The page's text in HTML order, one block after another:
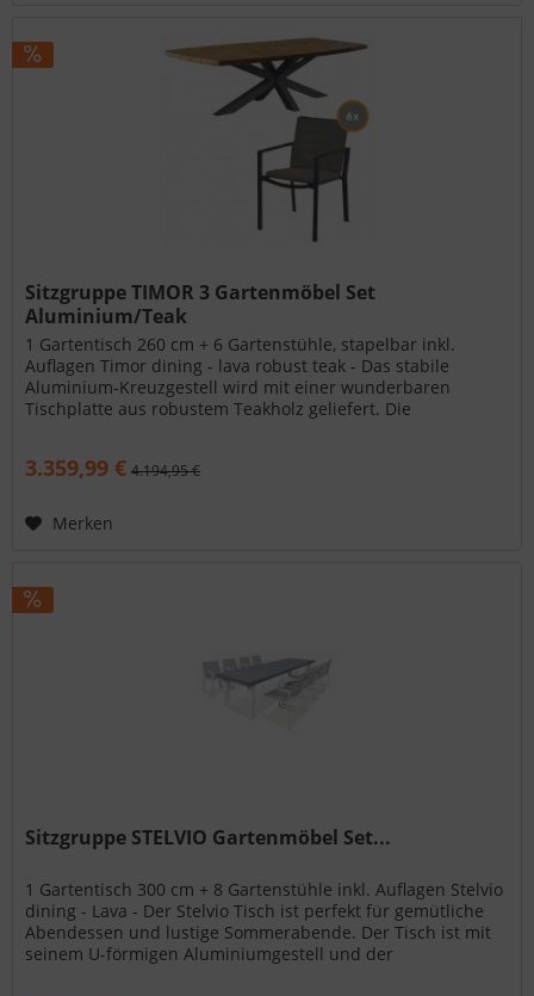
Sitzgruppe TIMOR 3 Gartenmöbel Set
Aluminium/Teak
1 Gartentisch 260 cm + 6 Gartenstühle, stapelbar inkl.
Auflagen Timor dining - lava robust teak - Das stabile
Aluminium-Kreuzgestell wird mit einer wunderbaren
Tischplatte aus robustem Teakholz geliefert. Die
3.359,99 € 4.194,95 €
Merken
Sitzgruppe STELVIO Gartenmöbel Set...
1 Gartentisch 300 cm + 8 Gartenstühle inkl. Auflagen Stelvio
dining - Lava - Der Stelvio Tisch ist perfekt für gemütliche
Abendessen und lustige Sommerabende. Der Tisch ist mit
seinem U-förmigen Aluminiumgestell und der